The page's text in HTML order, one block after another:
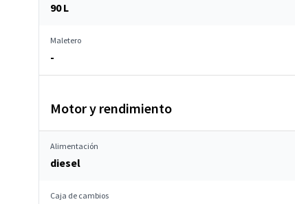
90 L
Maletero
-
Motor y rendimiento
Alimentación
diesel
Caja de cambios